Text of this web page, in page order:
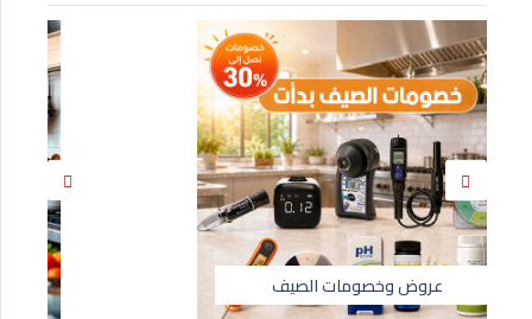
عروض وخصومات الصيف